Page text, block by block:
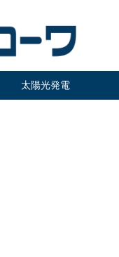
太陽光発電